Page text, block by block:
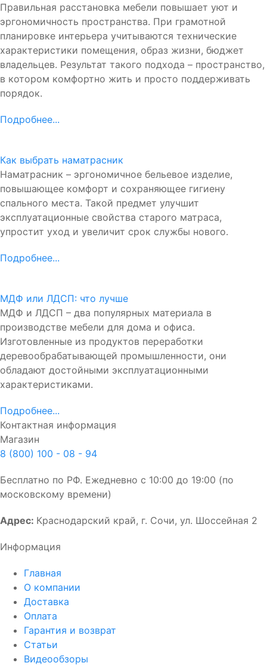
Правильная расстановка мебели повышает уют и
эргономичность пространства. При грамотной
планировке интерьера учитываются технические
характеристики помещения, образ жизни, бюджет
владельцев. Результат такого подхода – пространство,
в котором комфортно жить и просто поддерживать
порядок.
Подробнее...
Как выбрать наматрасник
Наматрасник – эргономичное бельевое изделие,
повышающее комфорт и сохраняющее гигиену
спального места. Такой предмет улучшит
эксплуатационные свойства старого матраса,
упростит уход и увеличит срок службы нового.
Подробнее...
МДФ или ЛДСП: что лучше
МДФ и ЛДСП – два популярных материала в
производстве мебели для дома и офиса.
Изготовленные из продуктов переработки
деревообрабатывающей промышленности, они
обладают достойными эксплуатационными
характеристиками.
Подробнее...
Контактная информация
Магазин
8 (800) 100 - 08 - 94
Бесплатно по РФ. Ежедневно с 10:00 до 19:00 (по
московскому времени)
Адрес: Краснодарский край, г. Сочи, ул. Шоссейная 2
Информация
Главная
О компании
Доставка
Оплата
Гарантия и возврат
Статьи
Видеообзоры